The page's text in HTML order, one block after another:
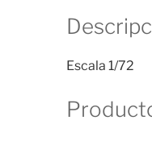
Escala 1/72